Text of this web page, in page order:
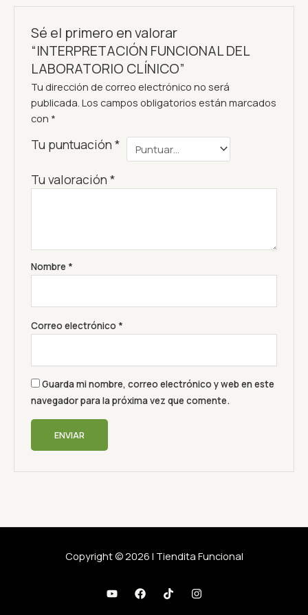
Sé el primero en valorar
“INTERPRETACIÓN FUNCIONAL DEL
LABORATORIO CLÍNICO”
Tu dirección de correo electrónico no será
publicada. Los campos obligatorios están marcados
con *
Tu puntuación*
Tu valoración*
Nombre *
Correo electrónico *
Guarda mi nombre, correo electrónico y web en este
navegador para la próxima vez que comente.
Copyright © 2026 | Tiendita Funcional